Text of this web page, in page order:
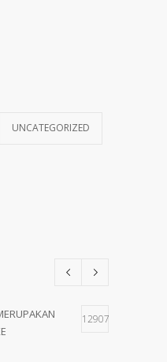
UNCATEGORIZED
12907